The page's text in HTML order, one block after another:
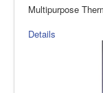
Multipurpose
Details